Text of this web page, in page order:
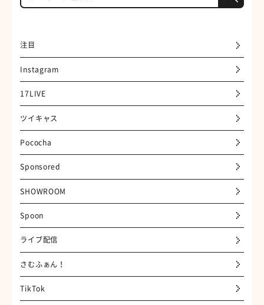
注目
Instagram
17LIVE
ツイキャス
Pococha
Sponsored
SHOWROOM
Spoon
ライブ配信
さむふぁん！
TikTok